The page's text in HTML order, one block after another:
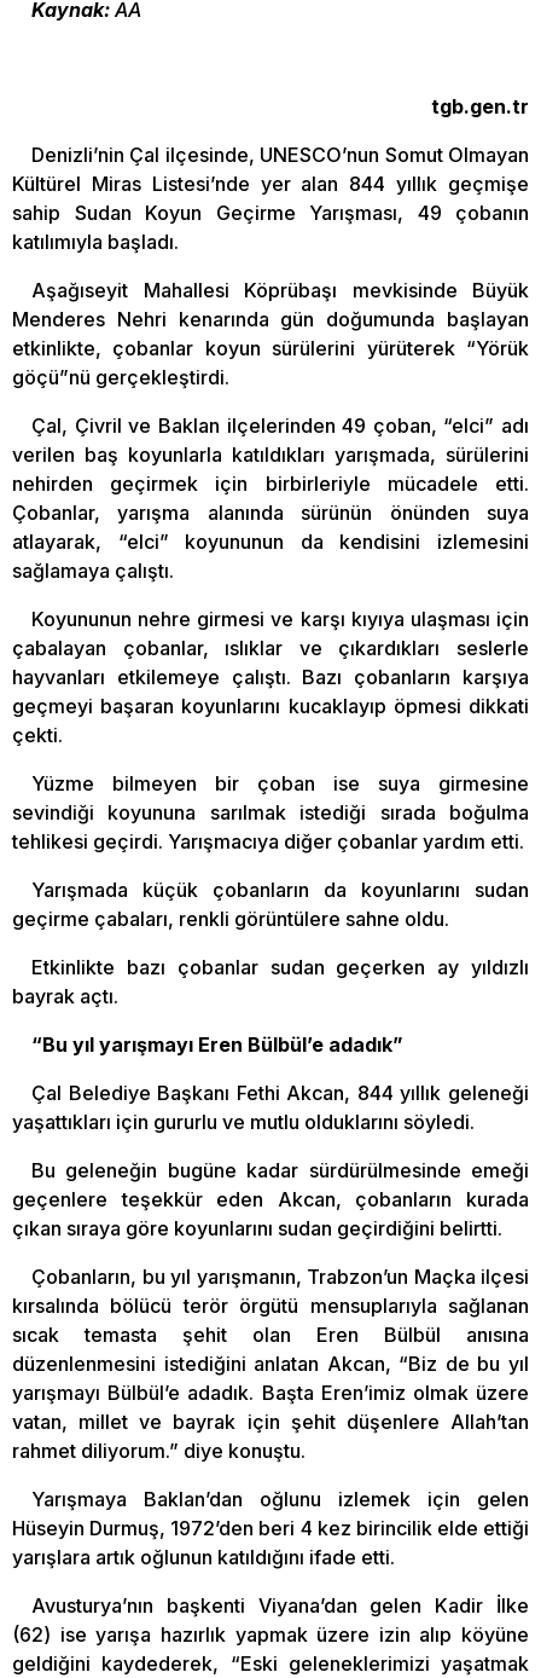
Kaynak: AA
tgb.gen.tr
Denizli’nin Çal ilçesinde, UNESCO’nun Somut Olmayan
Kültürel Miras Listesi’nde yer alan 844 yıllık geçmişe
sahip Sudan Koyun Geçirme Yarışması, 49 çobanın
katılımıyla başladı.
Aşağıseyit Mahallesi Köprübaşı mevkisinde Büyük
Menderes Nehri kenarında gün doğumunda başlayan
etkinlikte, çobanlar koyun sürülerini yürüterek “Yörük
göçü”nü gerçekleştirdi.
Çal, Çivril ve Baklan ilçelerinden 49 çoban, “elci” adı
verilen baş koyunlarla katıldıkları yarışmada, sürülerini
nehirden geçirmek için birbirleriyle mücadele etti.
Çobanlar, yarışma alanında sürünün önünden suya
atlayarak, “elci” koyununun da kendisini izlemesini
sağlamaya çalıştı.
Koyununun nehre girmesi ve karşı kıyıya ulaşması için
çabalayan çobanlar, ıslıklar ve çıkardıkları seslerle
hayvanları etkilemeye çalıştı. Bazı çobanların karşıya
geçmeyi başaran koyunlarını kucaklayıp öpmesi dikkati
çekti.
Yüzme bilmeyen bir çoban ise suya girmesine
sevindiği koyununa sarılmak istediği sırada boğulma
tehlikesi geçirdi. Yarışmacıya diğer çobanlar yardım etti.
Yarışmada küçük çobanların da koyunlarını sudan
geçirme çabaları, renkli görüntülere sahne oldu.
Etkinlikte bazı çobanlar sudan geçerken ay yıldızlı
bayrak açtı.
“Bu yıl yarışmayı Eren Bülbül’e adadık”
Çal Belediye Başkanı Fethi Akcan, 844 yıllık geleneği
yaşattıkları için gururlu ve mutlu olduklarını söyledi.
Bu geleneğin bugüne kadar sürdürülmesinde emeği
geçenlere teşekkür eden Akcan, çobanların kurada
çıkan sıraya göre koyunlarını sudan geçirdiğini belirtti.
Çobanların, bu yıl yarışmanın, Trabzon’un Maçka ilçesi
kırsalında bölücü terör örgütü mensuplarıyla sağlanan
sıcak temasta şehit olan Eren Bülbül anısına
düzenlenmesini istediğini anlatan Akcan, “Biz de bu yıl
yarışmayı Bülbül’e adadık. Başta Eren’imiz olmak üzere
vatan, millet ve bayrak için şehit düşenlere Allah’tan
rahmet diliyorum.” diye konuştu.
Yarışmaya Baklan’dan oğlunu izlemek için gelen
Hüseyin Durmuş, 1972’den beri 4 kez birincilik elde ettiği
yarışlara artık oğlunun katıldığını ifade etti.
Avusturya’nın başkenti Viyana’dan gelen Kadir İlke
(62) ise yarışa hazırlık yapmak üzere izin alıp köyüne
geldiğini kaydederek, “Eski geleneklerimizi yaşatmak